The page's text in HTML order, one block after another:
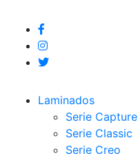
Laminados
Serie Capture
Serie Classic
Serie Creo